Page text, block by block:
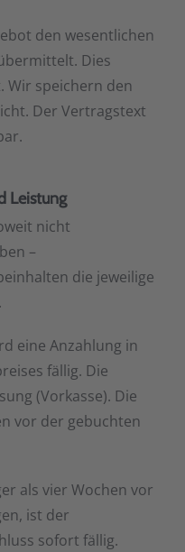
den wesentlichen
Dies
Wir speichern den
Der Vertragstext
Leistung
nicht
–
die jeweilige
eine Anzahlung in
fällig. Die
(Vorkasse). Die
vor der gebuchten
als vier Wochen vor
ist der
sofort fällig.